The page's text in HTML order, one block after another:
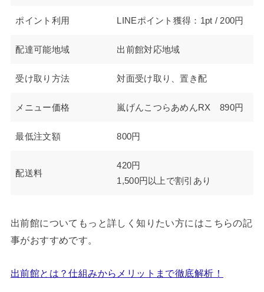
ポイント利用 LINEポイント獲得：1pt / 200円
配達可能地域 出前館対応地域
受け取り方法 対面受け取り、置き配
メニュー価格 嵐げんこつらあめんRX 890円
最低注文額 800円
配送料
420円
1,500円以上で割引あり
出前館についてもっと詳しく知りたい方にはこちらの記
事がおすすめです。
出前館とは？仕組みからメリットまで徹底解析！